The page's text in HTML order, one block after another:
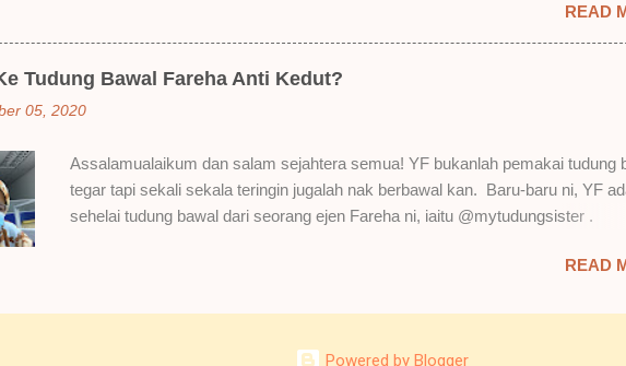
Dah lama tak pakai perfume , ambil lah satu yang warna keunguan ni dengan
redhanya sebab tak tahu lah wangian dia tu tahan lama ke tak. Warna ungu ni
namanya Magnifique ya anak-anak semua. Bau sweet-sweet gitu. Lembut je.
Bertambah plak dengan hasutan adik perempuan. Zassss rembat satu
hakak dia yang bayorrr. 😭 Lepas tu, YF pakailah pergi kerja. So aktiviti tak
bau dia still ada lagi. Wehuuu. YF suka gila kot! Hahahaha! Bukan apa. Kita
naklah bau diri sendiri masam macam bau budak sekolah balik rumah kan.
Hahahaha. Tapi bau dia memang maintain . Walaupun tak sepekat awa...
READ
Tudung Bawal Fareha Anti Kedut?
05, 2020
Assalamualaikum dan salam sejahtera semua! YF bukanlah pemakai tudung
tegar tapi sekali sekala teringin jugalah nak berbawal kan. Baru-baru ni, YF
sehelai tudung bawal dari seorang ejen Fareha ni, iaitu @mytudungsister .
sampai dah. Siap ada bagi satu free brooch lagi. Ya Allah. YF terlupa YF tak
berbawal kan. Thank you @mytudungsister ! Okay! YF beli Tudung Bawal Anti
READ
Powered by Blogger